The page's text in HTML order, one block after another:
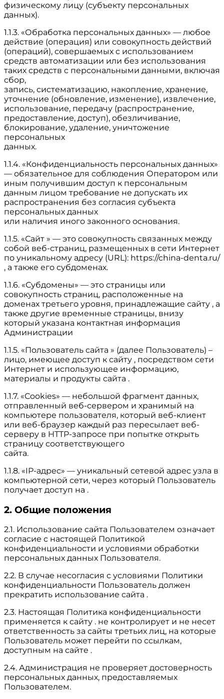
физическому лицу (субъекту персональных
данных).
1.1.3. «Обработка персональных данных» — любое
действие (операция) или совокупность действий
(операций), совершаемых с использованием
средств автоматизации или без использования
таких средств с персональными данными, включая
сбор,
запись, систематизацию, накопление, хранение,
уточнение (обновление, изменение), извлечение,
использование, передачу (распространение,
предоставление, доступ), обезличивание,
блокирование, удаление, уничтожение
персональных
данных.
1.1.4. «Конфиденциальность персональных данных»
— обязательное для соблюдения Оператором или
иным получившим доступ к персональным
данным лицом требование не допускать их
распространения без согласия субъекта
персональных данных
или наличия иного законного основания.
1.1.5. «Сайт » — это совокупность связанных между
собой веб-страниц, размещенных в сети Интернет
по уникальному адресу (URL): https://china-denta.ru/
, а также его субдоменах.
1.1.6. «Субдомены» — это страницы или
совокупность страниц, расположенные на
доменах третьего уровня, принадлежащие сайту , а
также другие временные страницы, внизу
который указана контактная информация
Администрации
1.1.5. «Пользователь сайта » (далее Пользователь) –
лицо, имеющее доступ к сайту , посредством сети
Интернет и использующее информацию,
материалы и продукты сайта .
1.1.7. «Cookies» — небольшой фрагмент данных,
отправленный веб-сервером и хранимый на
компьютере пользователя, который веб-клиент
или веб-браузер каждый раз пересылает веб-
серверу в HTTP-запросе при попытке открыть
страницу соответствующего
сайта.
1.1.8. «IP-адрес» — уникальный сетевой адрес узла в
компьютерной сети, через который Пользователь
получает доступ на .
2. Общие положения
2.1. Использование сайта Пользователем означает
согласие с настоящей Политикой
конфиденциальности и условиями обработки
персональных данных Пользователя.
2.2. В случае несогласия с условиями Политики
конфиденциальности Пользователь должен
прекратить использование сайта .
2.3. Настоящая Политика конфиденциальности
применяется к сайту . не контролирует и не несет
ответственность за сайты третьих лиц, на которые
Пользователь может перейти по ссылкам,
доступным на сайте .
2.4. Администрация не проверяет достоверность
персональных данных, предоставляемых
Пользователем.